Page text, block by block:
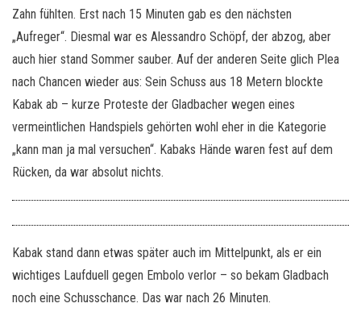
Zahn fühlten. Erst nach 15 Minuten gab es den nächsten
„Aufreger“. Diesmal war es Alessandro Schöpf, der abzog, aber
auch hier stand Sommer sauber. Auf der anderen Seite glich Plea
nach Chancen wieder aus: Sein Schuss aus 18 Metern blockte
Kabak ab – kurze Proteste der Gladbacher wegen eines
vermeintlichen Handspiels gehörten wohl eher in die Kategorie
„kann man ja mal versuchen“. Kabaks Hände waren fest auf dem
Rücken, da war absolut nichts.
Kabak stand dann etwas später auch im Mittelpunkt, als er ein
wichtiges Laufduell gegen Embolo verlor – so bekam Gladbach
noch eine Schusschance. Das war nach 26 Minuten.